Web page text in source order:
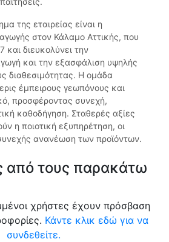
της εταιρείας είναι η
στον Κάλαμο Αττικής, που
και διευκολύνει την
και την εξασφάλιση υψηλής
διαθεσιμότητας. Η ομάδα
έμπειρους γεωπόνους και
προσφέροντας συνεχή,
καθοδήγηση. Σταθερές αξίες
η ποιοτική εξυπηρέτηση, οι
ανανέωση των προϊόντων.
από τους παρακάτω
χρήστες έχουν πρόσβαση
Κάντε κλικ εδώ για να
συνδεθείτε.